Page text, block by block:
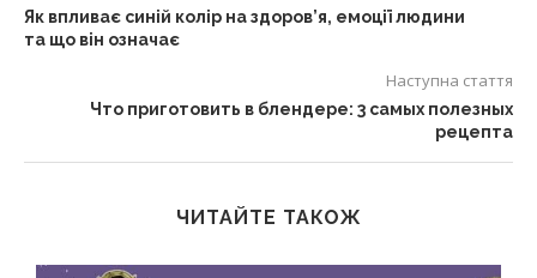
Як впливає синій колір на здоров’я, емоції людини
та що він означає
Наступна стаття
Что приготовить в блендере: 3 самых полезных
рецепта
ЧИТАЙТЕ ТАКОЖ